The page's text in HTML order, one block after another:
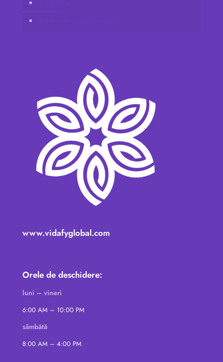
www.vidafyglobal.com
Orele de deschidere:
luni – vineri
6:00 AM – 10:00 PM
sâmbătă
8:00 AM – 4:00 PM